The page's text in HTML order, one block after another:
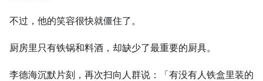
不过，他的笑容很快就僵住了。
厨房里只有铁锅和料酒，却缺少了最重要的厨具。
李德海沉默片刻，再次扫向人群说：「有没有人铁盒里装的